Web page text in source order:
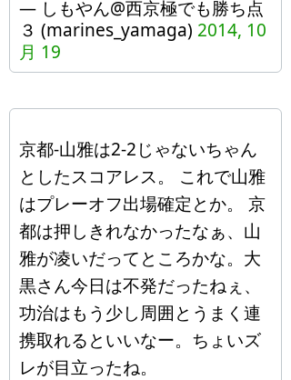
— しもやん@西京極でも勝ち点
３ (marines_yamaga) 2014, 10
月 19
京都-山雅は2-2じゃないちゃん
としたスコアレス。 これで山雅
はプレーオフ出場確定とか。 京
都は押しきれなかったなぁ、山
雅が凌いだってところかな。大
黒さん今日は不発だったねぇ、
功治はもう少し周囲とうまく連
携取れるといいなー。ちょいズ
レが目立ったね。